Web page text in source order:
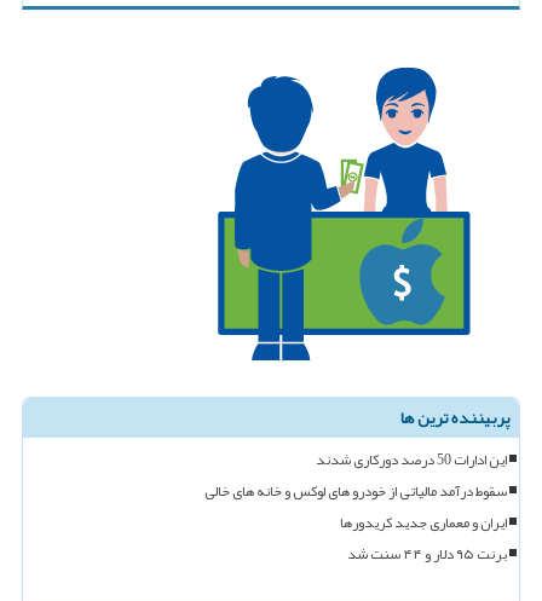
پربیننده ترین ها
این ادارات 50 درصد دورکاری شدند
سقوط درآمد مالیاتی از خودرو های لوکس و خانه های خالی
ایران و معماری جدید کریدورها
برنت ۹۵ دلار و ۴۴ سنت شد